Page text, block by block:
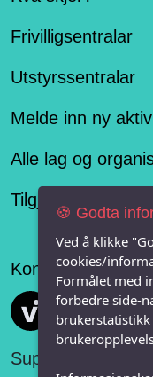
Frivilligsentralar
Utstyrssentralar
Melde inn ny
Alle lag og
Konseptet er
Vi FRITID
Support:
🍪 Godta
Ved å klikke
cookies/
Formålet med
forbedre side-